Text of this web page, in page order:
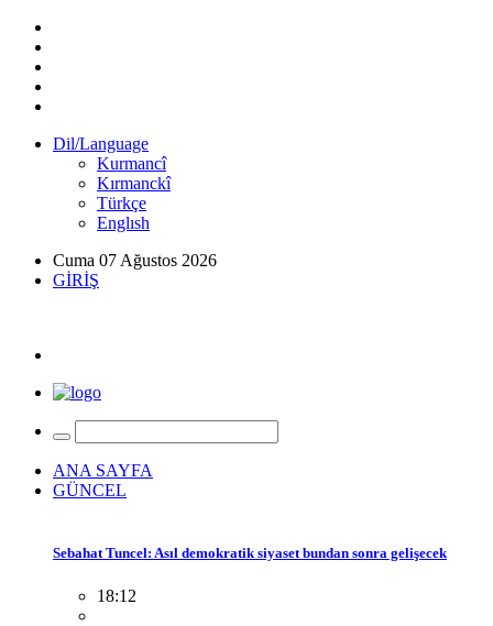
Dil/Language
Kurmancî
Kırmanckî
Türkçe
Englısh
Cuma 07 Ağustos 2026
GİRİŞ
ANA SAYFA
GÜNCEL
Sebahat Tuncel: Asıl demokratik siyaset bundan sonra gelişecek
18:12